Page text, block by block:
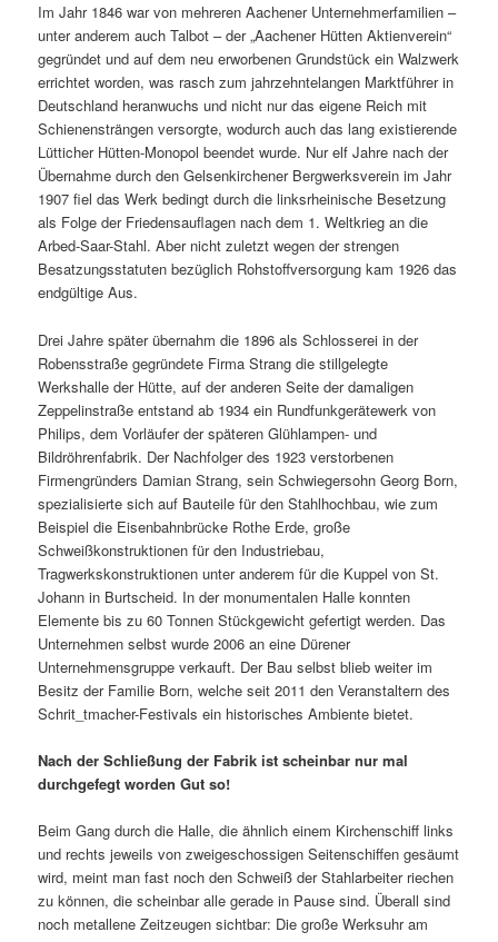
Im Jahr 1846 war von mehreren Aachener Unternehmerfamilien –
unter anderem auch Talbot – der „Aachener Hütten Aktienverein“
gegründet und auf dem neu erworbenen Grundstück ein Walzwerk
errichtet worden, was rasch zum jahrzehntelangen Marktführer in
Deutschland heranwuchs und nicht nur das eigene Reich mit
Schienensträngen versorgte, wodurch auch das lang existierende
Lütticher Hütten-Monopol beendet wurde. Nur elf Jahre nach der
Übernahme durch den Gelsenkirchener Bergwerksverein im Jahr
1907 fiel das Werk bedingt durch die linksrheinische Besetzung
als Folge der Friedensauflagen nach dem 1. Weltkrieg an die
Arbed-Saar-Stahl. Aber nicht zuletzt wegen der strengen
Besatzungsstatuten bezüglich Rohstoffversorgung kam 1926 das
endgültige Aus.
Drei Jahre später übernahm die 1896 als Schlosserei in der
Robensstraße gegründete Firma Strang die stillgelegte
Werkshalle der Hütte, auf der anderen Seite der damaligen
Zeppelinstraße entstand ab 1934 ein Rundfunkgerätewerk von
Philips, dem Vorläufer der späteren Glühlampen- und
Bildröhrenfabrik. Der Nachfolger des 1923 verstorbenen
Firmengründers Damian Strang, sein Schwiegersohn Georg Born,
spezialisierte sich auf Bauteile für den Stahlhochbau, wie zum
Beispiel die Eisenbahnbrücke Rothe Erde, große
Schweißkonstruktionen für den Industriebau,
Tragwerkskonstruktionen unter anderem für die Kuppel von St.
Johann in Burtscheid. In der monumentalen Halle konnten
Elemente bis zu 60 Tonnen Stückgewicht gefertigt werden. Das
Unternehmen selbst wurde 2006 an eine Dürener
Unternehmensgruppe verkauft. Der Bau selbst blieb weiter im
Besitz der Familie Born, welche seit 2011 den Veranstaltern des
Schrit_tmacher-Festivals ein historisches Ambiente bietet.
Nach der Schließung der Fabrik ist scheinbar nur mal
durchgefegt worden Gut so!
Beim Gang durch die Halle, die ähnlich einem Kirchenschiff links
und rechts jeweils von zweigeschossigen Seitenschiffen gesäumt
wird, meint man fast noch den Schweiß der Stahlarbeiter riechen
zu können, die scheinbar alle gerade in Pause sind. Überall sind
noch metallene Zeitzeugen sichtbar: Die große Werksuhr am